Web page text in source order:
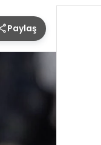
Paylaş